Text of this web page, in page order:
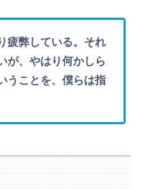
疲弊している。それ
が、やはり何かしら
うことを、僕らは指